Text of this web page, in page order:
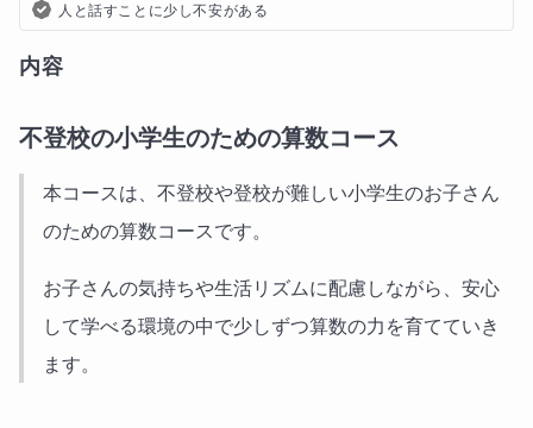
人と話すことに少し不安がある
内容
不登校の小学生のための算数コース
本コースは、不登校や登校が難しい小学生のお子さん
のための算数コースです。
お子さんの気持ちや生活リズムに配慮しながら、安心
して学べる環境の中で少しずつ算数の力を育てていき
ます。